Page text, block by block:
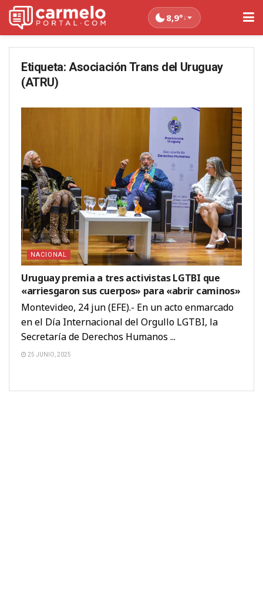
8,9°↓
Etiqueta: Asociación Trans del Uruguay
(ATRU)
NACIONAL
Uruguay premia a tres activistas LGTBI que
«arriesgaron sus cuerpos» para «abrir caminos»
Montevideo, 24 jun (EFE).- En un acto enmarcado
en el Día Internacional del Orgullo LGTBI, la
Secretaría de Derechos Humanos ...
25 JUNIO, 2025